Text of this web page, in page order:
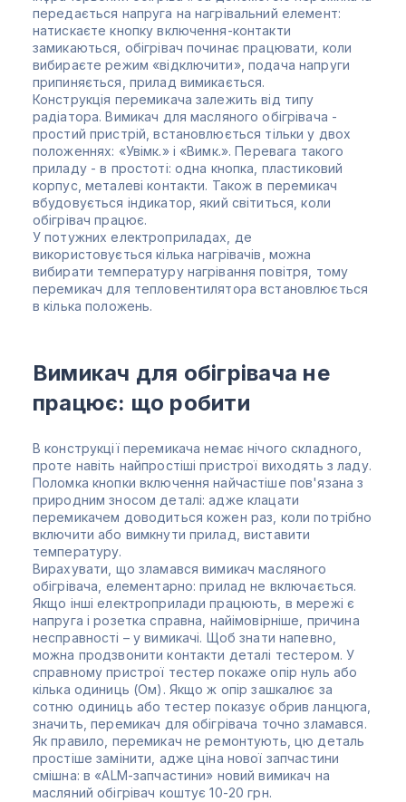
передається напруга на нагрівальний елемент:
натискаєте кнопку включення-контакти
замикаються, обігрівач починає працювати, коли
вибираєте режим «відключити», подача напруги
припиняється, прилад вимикається.
Конструкція перемикача залежить від типу
радіатора. Вимикач для масляного обігрівача -
простий пристрій, встановлюється тільки у двох
положеннях: «Увімк.» і «Вимк.». Перевага такого
приладу - в простоті: одна кнопка, пластиковий
корпус, металеві контакти. Також в перемикач
вбудовується індикатор, який світиться, коли
обігрівач працює.
У потужних електроприладах, де
використовується кілька нагрівачів, можна
вибирати температуру нагрівання повітря, тому
перемикач для тепловентилятора встановлюється
в кілька положень.
Вимикач для обігрівача не
працює: що робити
В конструкції перемикача немає нічого складного,
проте навіть найпростіші пристрої виходять з ладу.
Поломка кнопки включення найчастіше пов'язана з
природним зносом деталі: адже клацати
перемикачем доводиться кожен раз, коли потрібно
включити або вимкнути прилад, виставити
температуру.
Вирахувати, що зламався вимикач масляного
обігрівача, елементарно: прилад не включається.
Якщо інші електроприлади працюють, в мережі є
напруга і розетка справна, найімовірніше, причина
несправності – у вимикачі. Щоб знати напевно,
можна продзвонити контакти деталі тестером. У
справному пристрої тестер покаже опір нуль або
кілька одиниць (Ом). Якщо ж опір зашкалює за
сотню одиниць або тестер показує обрив ланцюга,
значить, перемикач для обігрівача точно зламався.
Як правило, перемикач не ремонтують, цю деталь
простіше замінити, адже ціна нової запчастини
смішна: в «ALM-запчастини» новий вимикач на
масляний обігрівач коштує 10-20 грн.